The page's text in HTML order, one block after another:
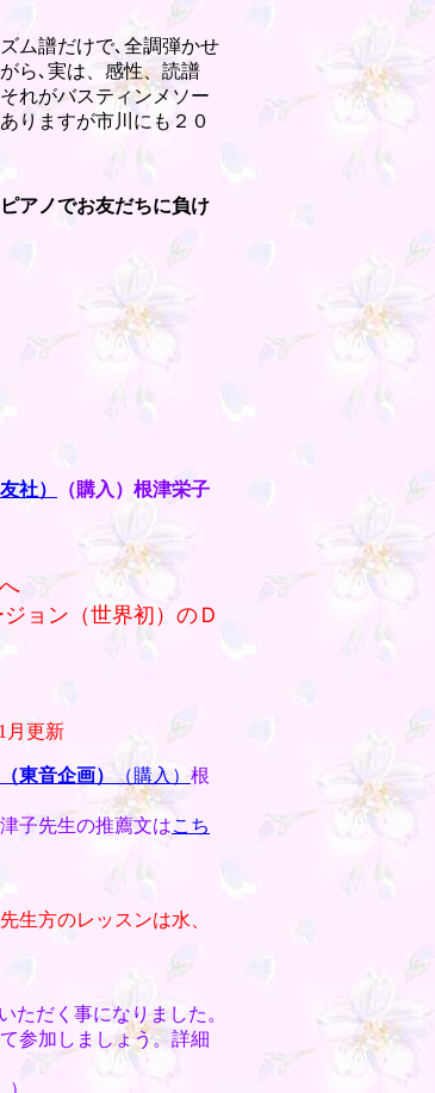
ム譜だけで､全調弾かせ
ら､実は、感性、読譜
れがバスティンメソー
りますが市川にも２０
アノでお友だちに負け
社）
（購入）根津栄子
へ
ョン（世界初）のＤ
月更新
東音企画） （購入） 根
子先生の推薦文はこち
生方のレッスンは水、
だく事になりました。
参加しましょう。詳細